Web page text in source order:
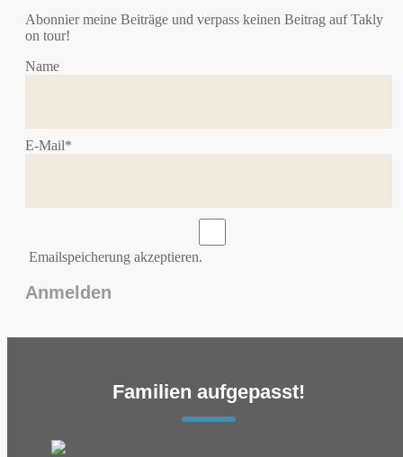
Abonnier meine Beiträge und verpass keinen Beitrag auf Takly
on tour!
Name
E-Mail*
Emailspeicherung akzeptieren.
Familien aufgepasst!